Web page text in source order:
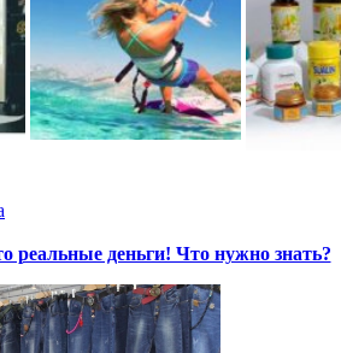
реальные деньги! Что нужно знать?